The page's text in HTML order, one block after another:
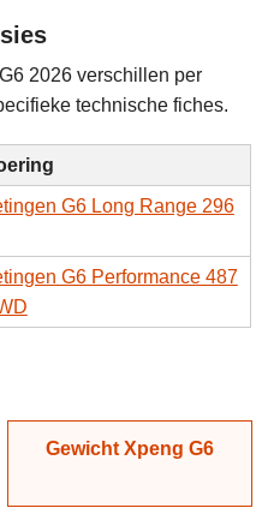
2026 verschillen per
technische fiches.
G6 Long Range 296
G6 Performance 487
Gewicht Xpeng G6